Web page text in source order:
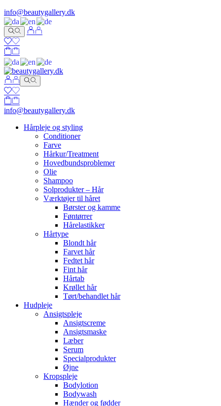
info@beautygallery.dk
info@beautygallery.dk
Hårpleje og styling
Conditioner
Farve
Hårkur/Treatment
Hovedbundsproblemer
Olie
Shampoo
Solprodukter – Hår
Værktøjer til håret
Børster og kamme
Føntørrer
Hårelastikker
Hårtype
Blondt hår
Farvet hår
Fedtet hår
Fint hår
Hårtab
Krøllet hår
Tørt/behandlet hår
Hudpleje
Ansigtspleje
Ansigtscreme
Ansigtsmaske
Læber
Serum
Specialprodukter
Øjne
Kropspleje
Bodylotion
Bodywash
Hænder og fødder